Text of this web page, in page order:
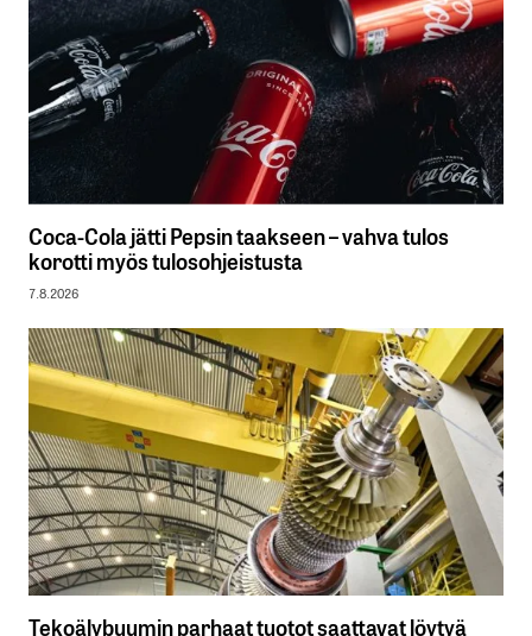
Coca-Cola jätti Pepsin taakseen – vahva tulos
korotti myös tulosohjeistusta
7.8.2026
Tekoälybuumin parhaat tuotot saattavat löytyä